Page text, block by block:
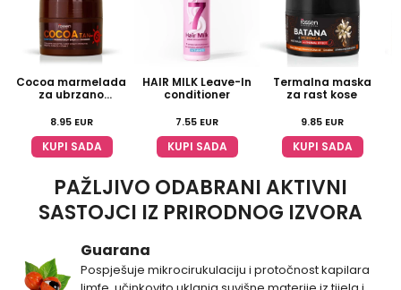
Cocoa marmelada
za ubrzano
8.95 EUR
KUPI SADA
HAIR MILK Leave-In
conditioner
7.55 EUR
KUPI SADA
Termalna maska
za rast kose
9.85 EUR
KUPI SADA
PAŽLJIVO ODABRANI AKTIVNI
SASTOJCI IZ PRIRODNOG IZVORA
Guarana
Pospješuje mikrocirukulaciju i protočnost kapilara